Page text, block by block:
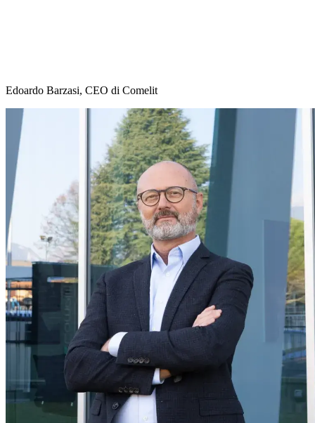
Edoardo Barzasi, CEO di Comelit